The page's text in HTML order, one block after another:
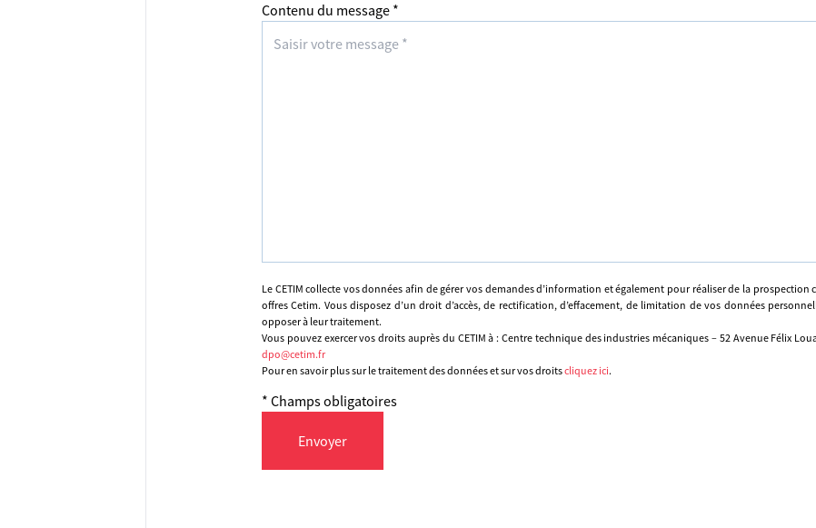
Contenu du message *
Le CETIM collecte vos données afin de gérer vos demandes d’information et également pour réaliser de la
offres Cetim. Vous disposez d’un droit d’accès, de rectification, d’effacement, de limitation de vos données
opposer à leur traitement.
Vous pouvez exercer vos droits auprès du CETIM à : Centre technique des industries mécaniques – 52 Avenue Félix
dpo@cetim.fr
Pour en savoir plus sur le traitement des données et sur vos droitscliquez ici.
* Champs obligatoires
Envoyer